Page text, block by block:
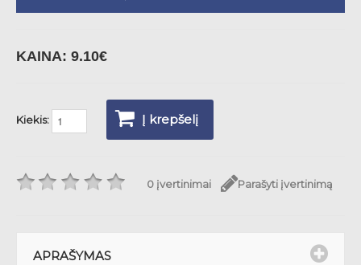
KAINA: 9.10€
Kiekis: Į krepšelį
0 įvertinimai Parašyti įvertinimą
APRAŠYMAS